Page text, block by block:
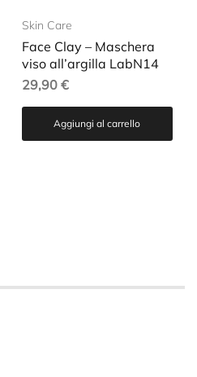
Skin Care
Face Clay – Maschera
viso all’argilla LabN14
29,90 €
Aggiungi al carrello